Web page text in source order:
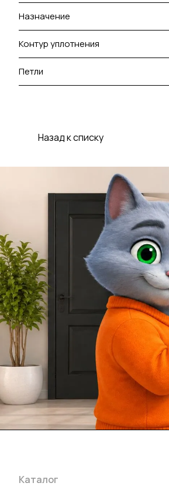
Назначение
Контур уплотнения
Петли
Назад к списку
Каталог